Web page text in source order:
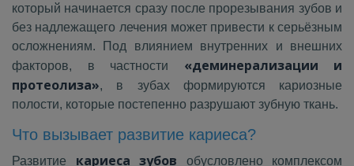
который начинается сразу после прорезывания зубов и
без надлежащего лечения может привести к серьёзным
осложнениям. Под влиянием внутренних и внешних
факторов, в частности «деминерализации и
протеолиза», в зубах формируются кариозные
полости, которые постепенно разрушают зубную ткань.
Что вызывает развитие кариеса?
Развитие кариеса зубов обусловлено комплексом